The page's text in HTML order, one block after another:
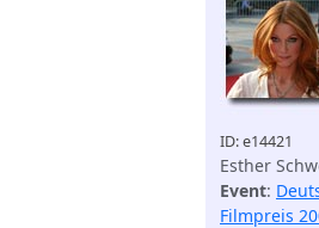
ID: e14421
Esther
Event:
Filmpreis